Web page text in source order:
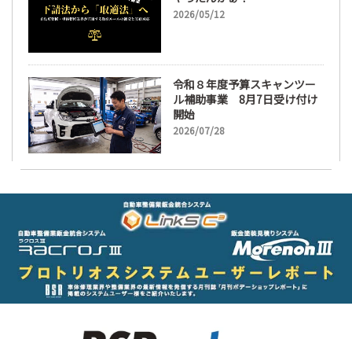
2026/05/12
令和８年度予算スキャンツー
ル補助事業 8月7日受け付け
開始
2026/07/28